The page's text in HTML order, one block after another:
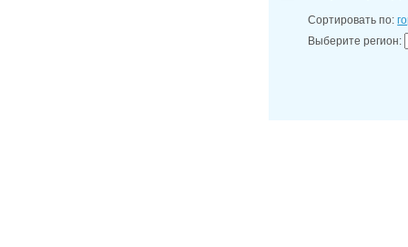
Сортировать по:
Выберите регион: